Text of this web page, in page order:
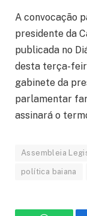
A convocação
presidente da
publicada no
desta terça-
gabinete da
parlamentar
assinará o
Assembleia
política baiana